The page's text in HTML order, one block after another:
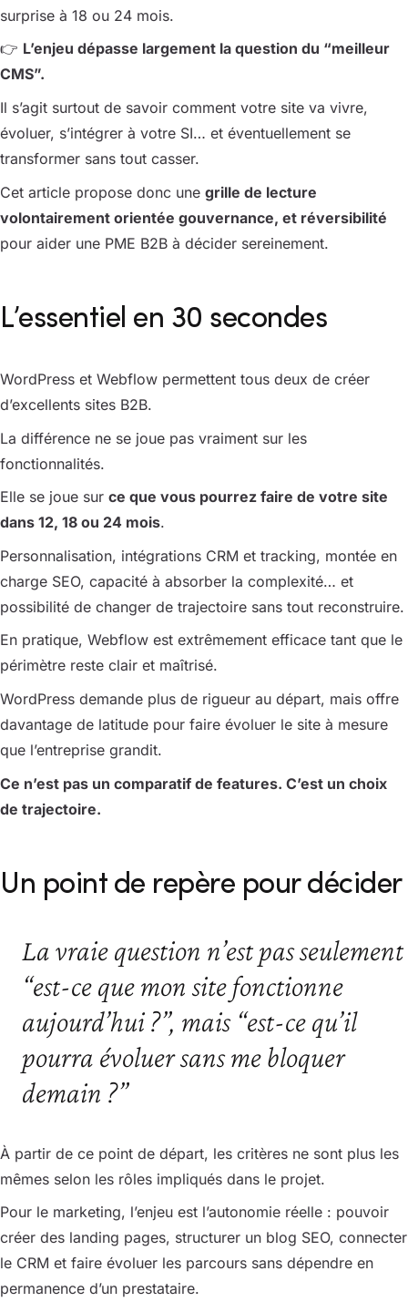
surprise à 18 ou 24 mois.
👉 L’enjeu dépasse largement la question du “meilleur
CMS”.
Il s’agit surtout de savoir comment votre site va vivre,
évoluer, s’intégrer à votre SI… et éventuellement se
transformer sans tout casser.
Cet article propose donc une grille de lecture
volontairement orientée gouvernance, et réversibilité
pour aider une PME B2B à décider sereinement.
L’essentiel en 30 secondes
WordPress et Webflow permettent tous deux de créer
d’excellents sites B2B.
La différence ne se joue pas vraiment sur les
fonctionnalités.
Elle se joue sur ce que vous pourrez faire de votre site
dans 12, 18 ou 24 mois.
Personnalisation, intégrations CRM et tracking, montée en
charge SEO, capacité à absorber la complexité… et
possibilité de changer de trajectoire sans tout reconstruire.
En pratique, Webflow est extrêmement efficace tant que le
périmètre reste clair et maîtrisé.
WordPress demande plus de rigueur au départ, mais offre
davantage de latitude pour faire évoluer le site à mesure
que l’entreprise grandit.
Ce n’est pas un comparatif de features. C’est un choix
de trajectoire.
Un point de repère pour décider
La vraie question n’est pas seulement
“est-ce que mon site fonctionne
aujourd’hui ?”, mais “est-ce qu’il
pourra évoluer sans me bloquer
demain ?”
À partir de ce point de départ, les critères ne sont plus les
mêmes selon les rôles impliqués dans le projet.
Pour le marketing, l’enjeu est l’autonomie réelle : pouvoir
créer des landing pages, structurer un blog SEO, connecter
le CRM et faire évoluer les parcours sans dépendre en
permanence d’un prestataire.